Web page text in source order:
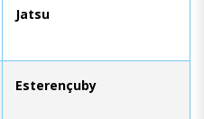
Jatsu
Esterençuby